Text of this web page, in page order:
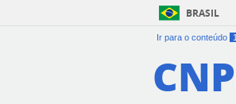
BRASIL
Ir para o conteúdo 1